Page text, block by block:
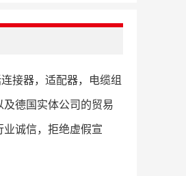
接器，适配器，电缆组
及德国实体公司的贸易
诚信，拒绝虚假宣